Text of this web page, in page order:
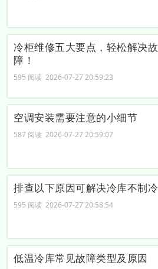
冷柜维修五大要点，轻松解决故
障！
595 阅读 2026-07-27 20:59:23
空调安装需要注意的小细节
587 阅读 2026-07-27 20:59:07
排查以下原因可解决冷库不制冷
595 阅读 2026-07-27 20:58:54
低温冷库常见故障类型及原因